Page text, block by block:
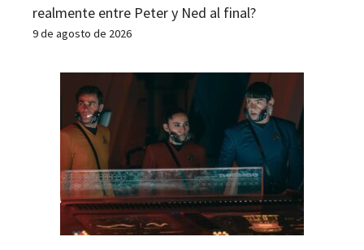
realmente entre Peter y Ned al final?
9 de agosto de 2026